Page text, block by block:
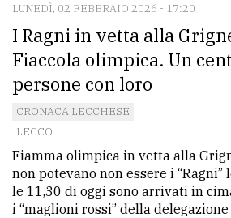
LUNEDÌ, 02 FEBBRAIO 2026 - 17:20
I Ragni in vetta alla
Fiaccola olimpica. Un
persone con loro
CRONACA LECCHESE
LECCO
Fiamma olimpica in vetta alla
non potevano non essere i “Ragni”
le 11,30 di oggi sono arrivati in
i “maglioni rossi” della